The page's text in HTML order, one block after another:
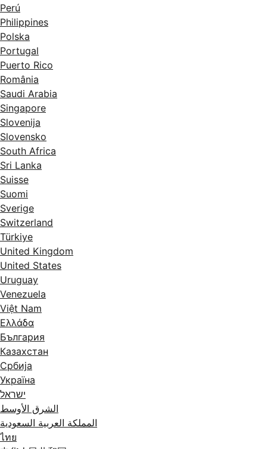
Perú
Philippines
Polska
Portugal
Puerto Rico
România
Saudi Arabia
Singapore
Slovenija
Slovensko
South Africa
Sri Lanka
Suisse
Suomi
Sverige
Switzerland
Türkiye
United Kingdom
United States
Uruguay
Venezuela
Việt Nam
Ελλάδα
България
Казахстан
Србија
Україна
ישראל
الشرق الأوسط
المملكة العربية السعودية
ไทย